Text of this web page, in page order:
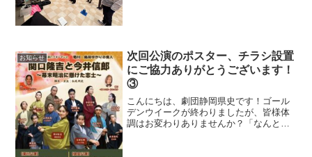
お知らせ
次回公演のポスター、チラシ設置
にご協力ありがとうございます！
③
こんにちは、劇団静岡県史です！ゴール
デンウイークが終わりましたが、皆様体
調はお変わりありませんか？「なんとな